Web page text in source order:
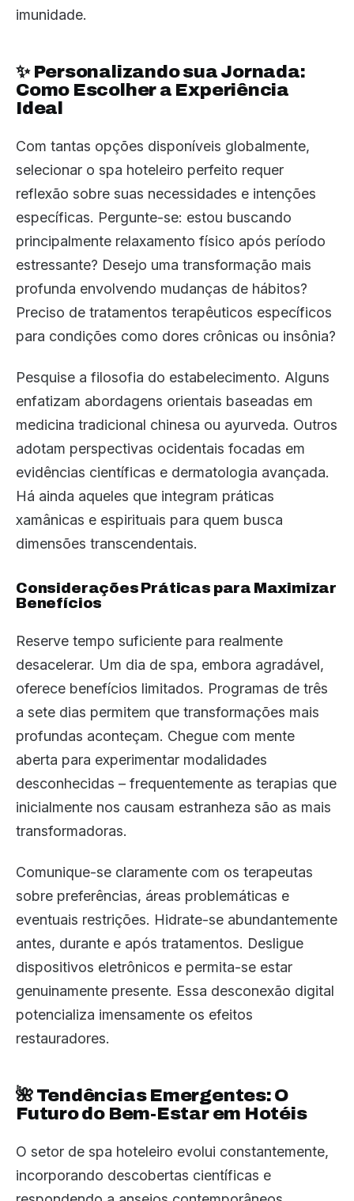
imunidade.
✨ Personalizando sua Jornada:
Como Escolher a Experiência
Ideal
Com tantas opções disponíveis globalmente,
selecionar o spa hoteleiro perfeito requer
reflexão sobre suas necessidades e intenções
específicas. Pergunte-se: estou buscando
principalmente relaxamento físico após período
estressante? Desejo uma transformação mais
profunda envolvendo mudanças de hábitos?
Preciso de tratamentos terapêuticos específicos
para condições como dores crônicas ou insônia?
Pesquise a filosofia do estabelecimento. Alguns
enfatizam abordagens orientais baseadas em
medicina tradicional chinesa ou ayurveda. Outros
adotam perspectivas ocidentais focadas em
evidências científicas e dermatologia avançada.
Há ainda aqueles que integram práticas
xamânicas e espirituais para quem busca
dimensões transcendentais.
Considerações Práticas para Maximizar
Benefícios
Reserve tempo suficiente para realmente
desacelerar. Um dia de spa, embora agradável,
oferece benefícios limitados. Programas de três
a sete dias permitem que transformações mais
profundas aconteçam. Chegue com mente
aberta para experimentar modalidades
desconhecidas – frequentemente as terapias que
inicialmente nos causam estranheza são as mais
transformadoras.
Comunique-se claramente com os terapeutas
sobre preferências, áreas problemáticas e
eventuais restrições. Hidrate-se abundantemente
antes, durante e após tratamentos. Desligue
dispositivos eletrônicos e permita-se estar
genuinamente presente. Essa desconexão digital
potencializa imensamente os efeitos
restauradores.
🌺 Tendências Emergentes: O
Futuro do Bem-Estar em Hotéis
O setor de spa hoteleiro evolui constantemente,
incorporando descobertas científicas e